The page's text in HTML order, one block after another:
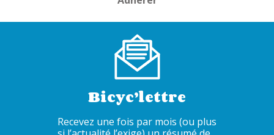
Bicyc’lettre
Recevez une fois par mois (ou plus